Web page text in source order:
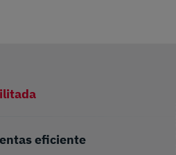
eficiente